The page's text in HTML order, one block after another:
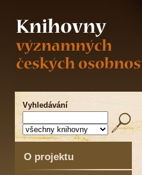
Vyhledávání
O projektu